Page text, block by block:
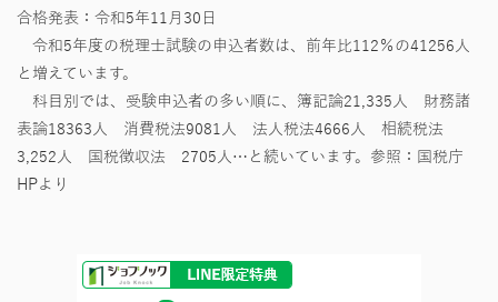
合格発表：令和5年11月30日
令和5年度の税理士試験の申込者数は、前年比112％の41256人
と増えています。
科目別では、受験申込者の多い順に、簿記論21,335人 財務諸
表論18363人 消費税法9081人 法人税法4666人 相続税法
3,252人 国税徴収法 2705人…と続いています。参照：国税庁
HPより